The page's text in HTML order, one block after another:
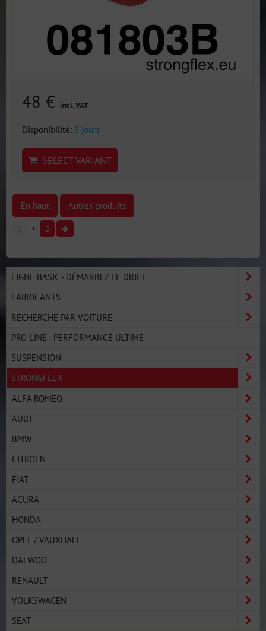
48 € incl. VAT
Disponibilité: 3 jours
SELECT VARIANT
En haut Autres produits
1 2
LIGNE BASIC - DÉMARREZ LE DRIFT
FABRICANTS
RECHERCHE PAR VOITURE
PRO LINE - PERFORMANCE ULTIME
SUSPENSION
STRONGFLEX
ALFA ROMEO
AUDI
BMW
CITROËN
FIAT
ACURA
HONDA
OPEL / VAUXHALL
DAEWOO
RENAULT
VOLKSWAGEN
SEAT